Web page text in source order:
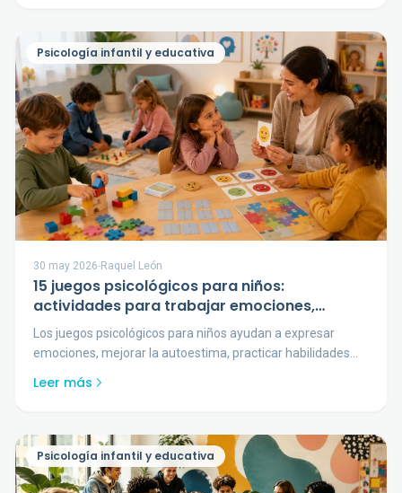
Psicología infantil y educativa
30 may 2026-Raquel León
15 juegos psicológicos para niños:
actividades para trabajar emociones,
autoestima y habilidades sociales
Los juegos psicológicos para niños ayudan a expresar
emociones, mejorar la autoestima, practicar habilidades
sociales y aprender a resolver conflictos.
Leer más
Psicología infantil y educativa